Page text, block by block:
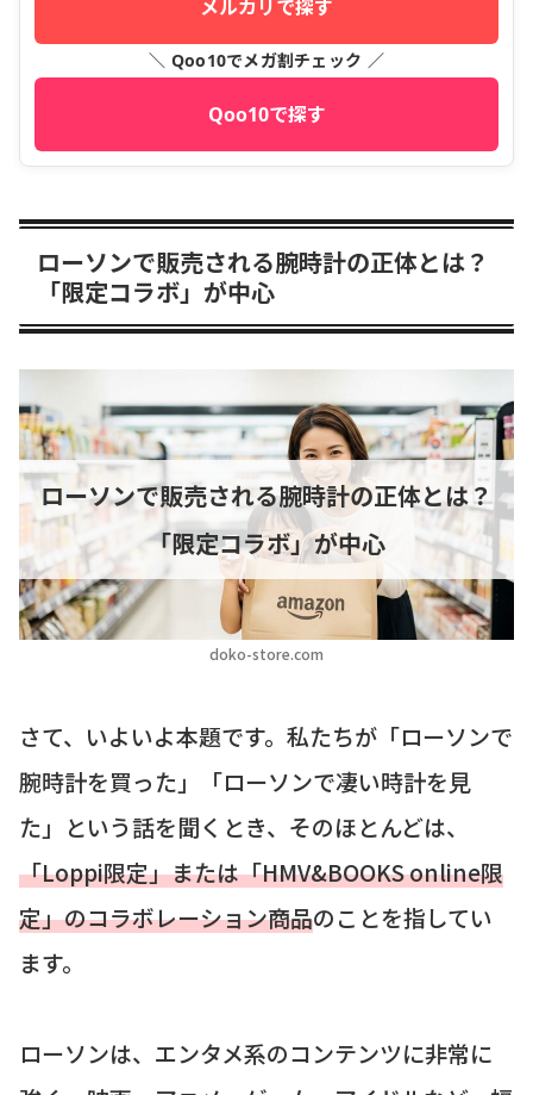
メルカリで探す
＼ Qoo10でメガ割チェック ／
Qoo10で探す
ローソンで販売される腕時計の正体とは？
「限定コラボ」が中心
doko-store.com
ローソンで販売される腕時計の正体とは？
「限定コラボ」が中心
さて、いよいよ本題です。私たちが「ローソンで
腕時計を買った」「ローソンで凄い時計を見
た」という話を聞くとき、そのほとんどは、
「Loppi限定」または「HMV&BOOKS online限
定」のコラボレーション商品のことを指してい
ます。
ローソンは、エンタメ系のコンテンツに非常に